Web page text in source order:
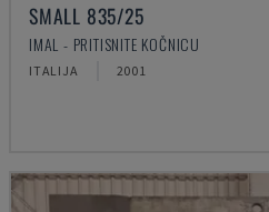
SMALL 835/25
IMAL - PRITISNITE KOČNICU
ITALIJA 2001